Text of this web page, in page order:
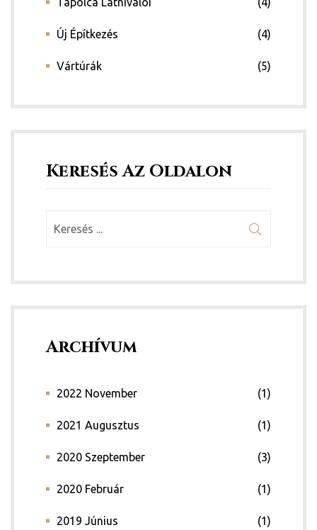
Új Építkezés (4)
Vártúrák (5)
Keresés Az Oldalon
Archívum
2022 November (1)
2021 Augusztus (1)
2020 Szeptember (3)
2020 Február (1)
2019 Június (1)